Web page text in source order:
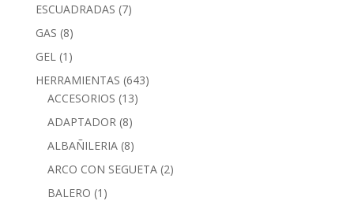
ESCUADRADAS (7)
GAS (8)
GEL (1)
HERRAMIENTAS (643)
ACCESORIOS (13)
ADAPTADOR (8)
ALBAÑILERIA (8)
ARCO CON SEGUETA (2)
BALERO (1)